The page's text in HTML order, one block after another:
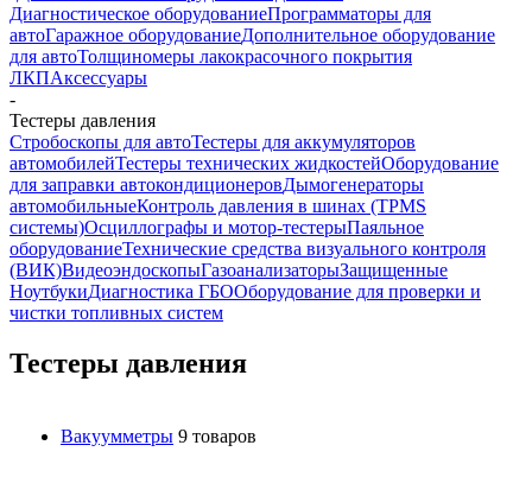
Диагностическое оборудованиеПрограмматоры для
автоГаражное оборудованиеДополнительное оборудование
для автоТолщиномеры лакокрасочного покрытия
ЛКПАксессуары
-
Тестеры давления
Стробоскопы для автоТестеры для аккумуляторов
автомобилейТестеры технических жидкостейОборудование
для заправки автокондиционеровДымогенераторы
автомобильныеКонтроль давления в шинах (TPMS
системы)Осциллографы и мотор-тестерыПаяльное
оборудованиеТехнические средства визуального контроля
(ВИК)ВидеоэндоскопыГазоанализаторыЗащищенные
НоутбукиДиагностика ГБООборудование для проверки и
чистки топливных систем
Тестеры давления
Вакуумметры 9 товаров